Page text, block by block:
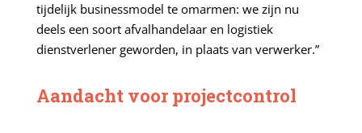
tijdelijk businessmodel te omarmen: we zijn nu
deels een soort afvalhandelaar en logistiek
dienstverlener geworden, in plaats van verwerker.”
Aandacht voor projectcontrol